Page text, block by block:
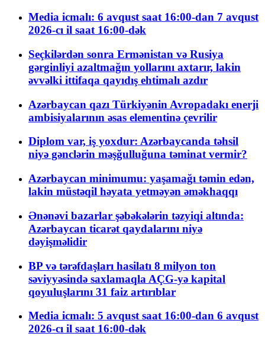
Media icmalı: 6 avqust saat 16:00-dan 7 avqust
2026-cı il saat 16:00-dək
Seçkilərdən sonra Ermənistan və Rusiya
gərginliyi azaltmağın yollarını axtarır, lakin
əvvəlki ittifaqa qayıdış ehtimalı azdır
Azərbaycan qazı Türkiyənin Avropadakı enerji
ambisiyalarının əsas elementinə çevrilir
Diplom var, iş yoxdur: Azərbaycanda təhsil
niyə gənclərin məşğulluğuna təminat vermir?
Azərbaycan minimumu: yaşamağı təmin edən,
lakin müstəqil həyata yetməyən əməkhaqqı
Ənənəvi bazarlar şəbəkələrin təzyiqi altında:
Azərbaycan ticarət qaydalarını niyə
dəyişməlidir
BP və tərəfdaşları hasilatı 8 milyon ton
səviyyəsində saxlamaqla AÇG-yə kapital
qoyuluşlarını 31 faiz artırıblar
Media icmalı: 5 avqust saat 16:00-dan 6 avqust
2026-cı il saat 16:00-dək